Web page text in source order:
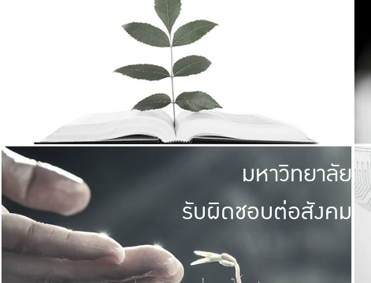
มหาวิทยาลัย
รับผิดชอบต่อสังคม